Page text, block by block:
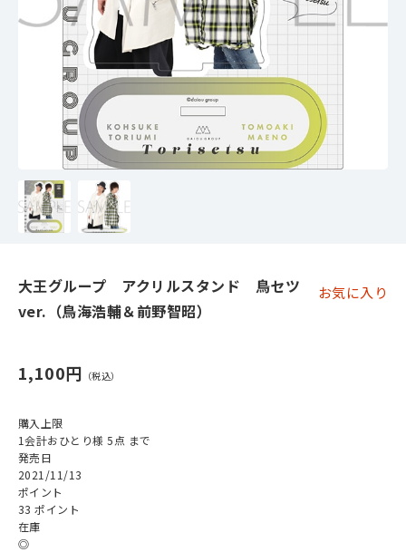
大王グループ アクリルスタンド 鳥セツ
ver.（鳥海浩輔＆前野智昭）
お気に入り
1,100円
購入上限
1会計おひとり様 5点 まで
発売日
2021/11/13
ポイント
33 ポイント
在庫
◎